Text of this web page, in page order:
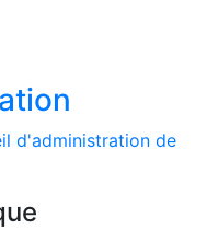
d'administration de